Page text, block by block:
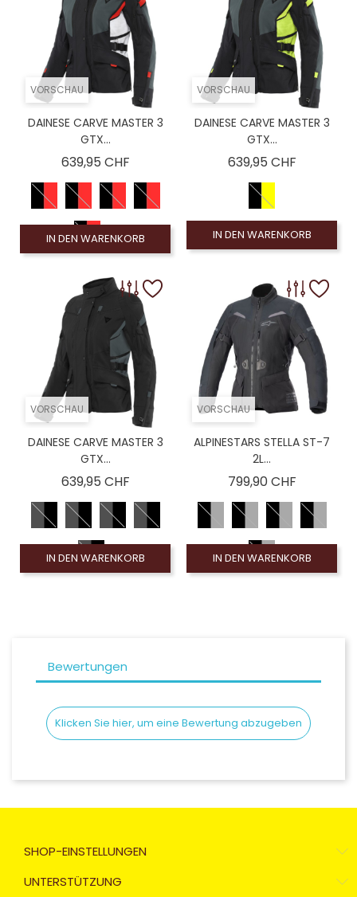
VORSCHAU
DAINESE CARVE MASTER 3
GTX...
639,95 CHFPreis
IN DEN WARENKORB
VORSCHAU
DAINESE CARVE MASTER 3
GTX...
639,95 CHFPreis
IN DEN WARENKORB
VORSCHAU
DAINESE CARVE MASTER 3
GTX...
639,95 CHFPreis
IN DEN WARENKORB
VORSCHAU
ALPINESTARS STELLA ST-7
2L...
799,90 CHFPreis
IN DEN WARENKORB
Bewertungen
Klicken Sie hier, um eine Bewertung abzugeben
SHOP-EINSTELLUNGEN
UNTERSTÜTZUNG